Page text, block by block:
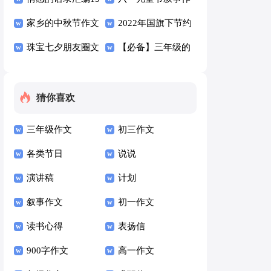
篇 文13篇
家乡的中秋节作文
15篇
2022年国旗下节约
粮食讲话稿（精选
珠宝七夕朋友圈文 【必备】三年级的
猜你喜欢
三年级作文 初三作文
各类节日 说说
演讲稿 计划
叙事作文 初一作文
读书心得 表扬信
900字作文 高一作文